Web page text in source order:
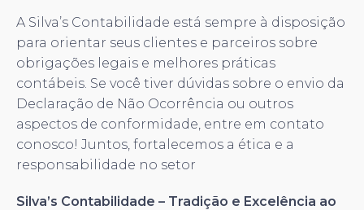
A Silva’s Contabilidade está sempre à disposição
para orientar seus clientes e parceiros sobre
obrigações legais e melhores práticas
contábeis. Se você tiver dúvidas sobre o envio da
Declaração de Não Ocorrência ou outros
aspectos de conformidade, entre em contato
conosco! Juntos, fortalecemos a ética e a
responsabilidade no setor
Silva’s Contabilidade – Tradição e Excelência ao